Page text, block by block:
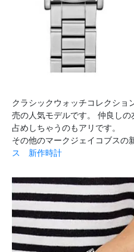
クラシックウォッチコレクショ
売の人気モデルです。 仲良し
占めしちゃうのもアリです。
その他のマークジェイコブスの
ス 新作時計